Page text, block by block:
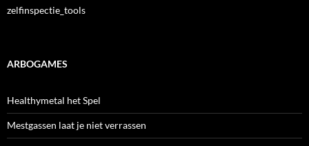
zelfinspectie_tools
ARBOGAMES
Healthymetal het Spel
Mestgassen laat je niet verrassen